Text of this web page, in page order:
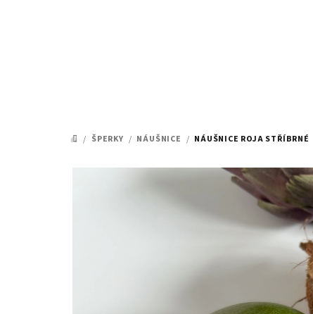
DOMŮ
/ ŠPERKY / NÁUŠNICE / NÁUŠNICE ROJA STŘÍBRNÉ